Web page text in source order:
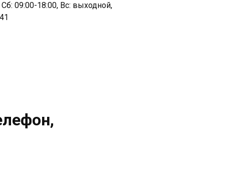
09:00-18:00, Вс: выходной,